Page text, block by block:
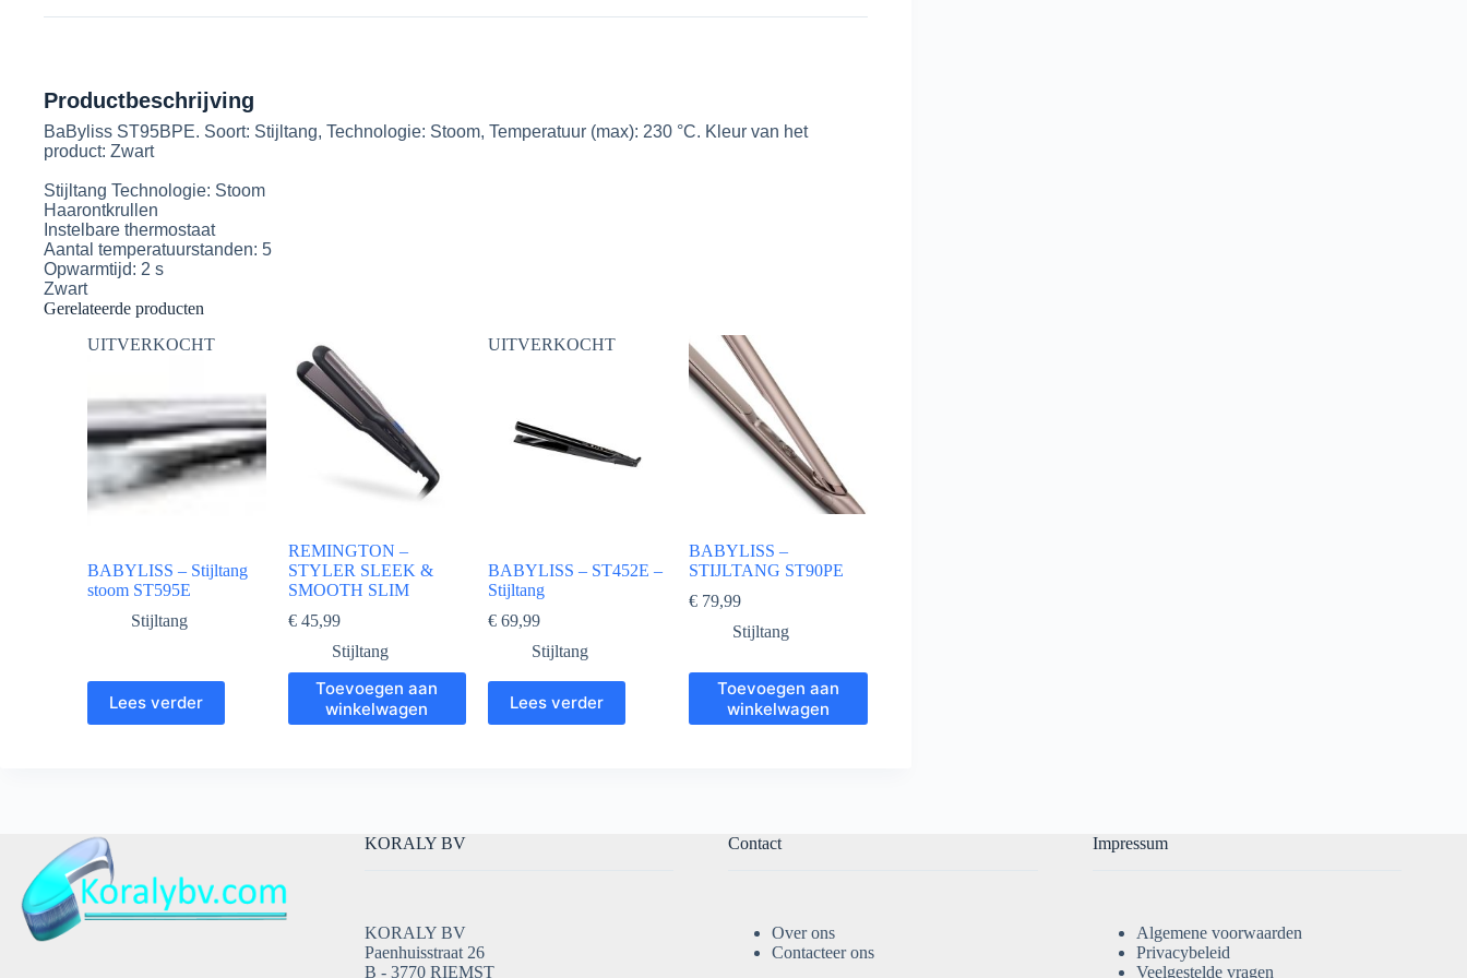
Productbeschrijving
BaByliss ST95BPE. Soort: Stijltang, Technologie: Stoom, Temperatuur (max): 230 °C. Kleur van het
product: Zwart
Stijltang Technologie: Stoom
Haarontkrullen
Instelbare thermostaat
Aantal temperatuurstanden: 5
Opwarmtijd: 2 s
Zwart
Gerelateerde producten
UITVERKOCHT
BABYLISS – Stijltang
stoom ST595E
Stijltang
Lees verder
REMINGTON –
STYLER SLEEK &
SMOOTH SLIM
€45,99
Stijltang
Toevoegen aan
winkelwagen
UITVERKOCHT
BABYLISS – ST452E –
Stijltang
€ 69,99
Stijltang
Lees verder
BABYLISS –
STIJLTANG ST90PE
€79,99
Stijltang
Toevoegen aan
winkelwagen
KORALY BV
KORALY BV
Paenhuisstraat 26
B - 3770 RIEMST
Contact
Over ons
Contacteer ons
Impressum
Algemene voorwaarden
Privacybeleid
Veelgestelde vragen